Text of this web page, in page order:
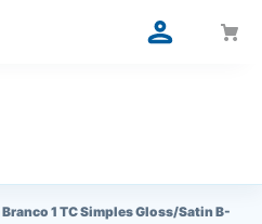
1 TC Simples Gloss/Satin B-